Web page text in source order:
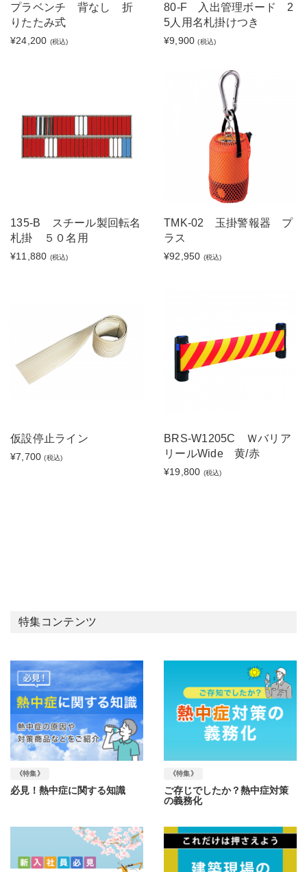
プラベンチ 背なし 折
りたたみ式
¥24,200 (税込)
80-F 入出管理ボード 2
5人用名札掛けつき
¥9,900 (税込)
135-B スチール製回転名
札掛 ５０名用
¥11,880 (税込)
TMK-02 玉掛警報器 プ
ラス
¥92,950 (税込)
仮設停止ライン
¥7,700 (税込)
BRS-W1205C Ｗバリア
リールWide 黄/赤
¥19,800 (税込)
特集コンテンツ
《特集》
必見！熱中症に関する知識
《特集》
ご存じでしたか？熱中症対策
の義務化